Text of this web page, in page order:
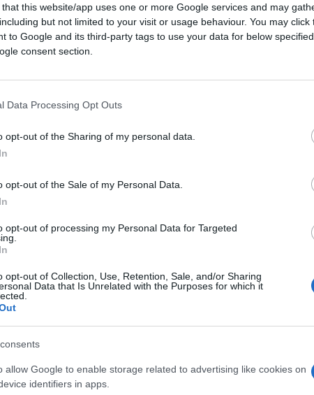
that this website/app uses one or more Google services and may
but not limited to your visit or usage behaviour. You may click
to Google and its third-party tags to use your data for below
consent section.
Data Processing Opt Outs
opt-out of the Sharing of my personal data.
opt-out of the Sale of my Personal Data.
opt-out of processing my Personal Data for Targeted
opt-out of Collection, Use, Retention, Sale, and/or Sharing
Data that Is Unrelated with the Purposes for which it
allow Google to enable storage related to advertising like cookies on
identifiers in apps.
su Google
preferito dei parlamentari che
il cortile a Montecitorio. Ogni santo
Mario Draghio di un bis di
potrebbero spuntare ai tempi
assoluta dei grandi elettori. E
Pierferdinando Casini, Paolo
Amato.
dai capannelli. Il cui protagonista
della Repubblica. È vero, il palermitano
pubbliche che non intende
. Forse desidera riposarsi dopo un